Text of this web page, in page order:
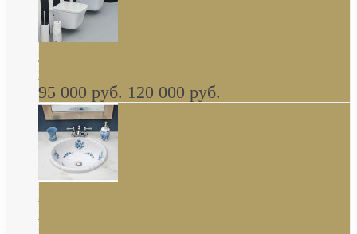
навесное КОМПЛЕКТ
95 000 руб. 120 000 руб.
Decorated Bathroom раковина овальная
встраиваемая для ванной с рисунком синяя